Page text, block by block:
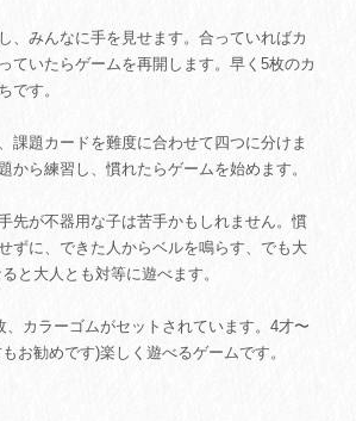
、みんなに手を見せます。合っていればカ
ていたらゲームを再開します。早く5枚のカ
です。
課題カードを難度に合わせて四つに分けま
から練習し、慣れたらゲームを始めます。
先が不器用な子は苦手かもしれません。慣
ずに、できた人からベルを鳴らす、でも大
と大人とも対等に遊べます。
、カラーゴムがセットされています。4才〜
お勧めです)楽しく遊べるゲームです。